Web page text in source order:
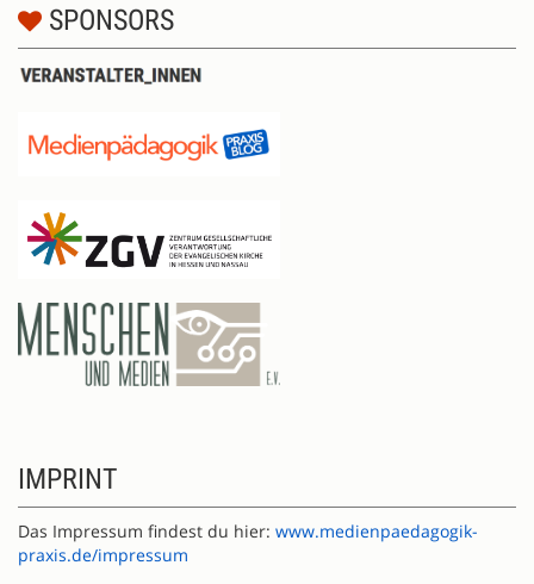
SPONSORS
IMPRINT
Das Impressum findest du hier: www.medienpaedagogik-
praxis.de/impressum